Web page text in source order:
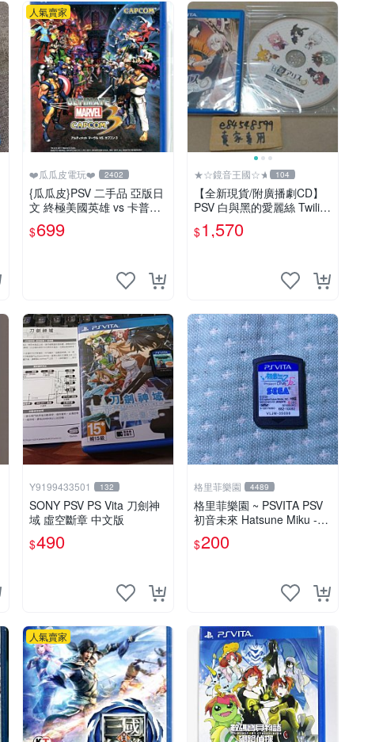
人氣賣家
❤️瓜瓜皮電玩❤️ 2402
{瓜瓜皮}PSV 二手品 亞版日
文 終極美國英雄 vs 卡普空
3 UMVC3(遊戲都有回收)
$699
★☆鏡音王國☆★ 104
【全新現貨/附廣播劇CD】
PSV 白與黑的愛麗絲 Twilig
ht line 純日版 日文版 白と
黒のアリス
$1,570
Y9199433501 132
SONY PSV PS Vita 刀劍神
域 虛空斷章 中文版
$490
格里菲樂園 4489
格里菲樂園 ~ PSVITA PSV
初音未來 Hatsune Miku -Pr
oject DIVA-F 2nd 日版
$200
人氣賣家